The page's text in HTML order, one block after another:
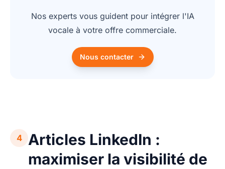
Nos experts vous guident pour intégrer l'IA
vocale à votre offre commerciale.
Nous contacter
4
Articles LinkedIn :
maximiser la visibilité de